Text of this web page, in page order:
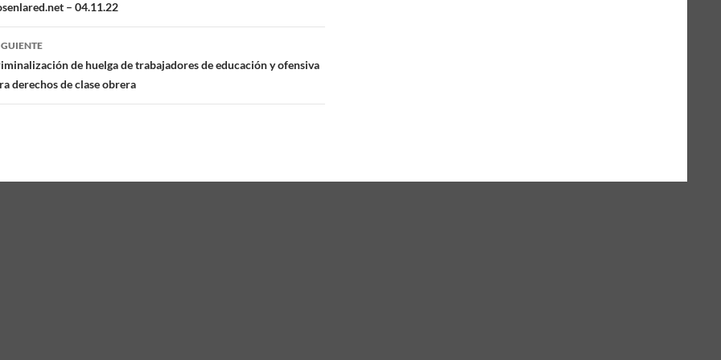
– 04.11.22
de huelga de trabajadores de educación y ofensiva
derechos de clase obrera